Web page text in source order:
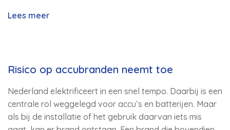
Lees meer
Risico op accubranden neemt toe
Nederland elektrificeert in een snel tempo. Daarbij is een
centrale rol weggelegd voor accu’s en batterijen. Maar
als bij de installatie of het gebruik daarvan iets mis